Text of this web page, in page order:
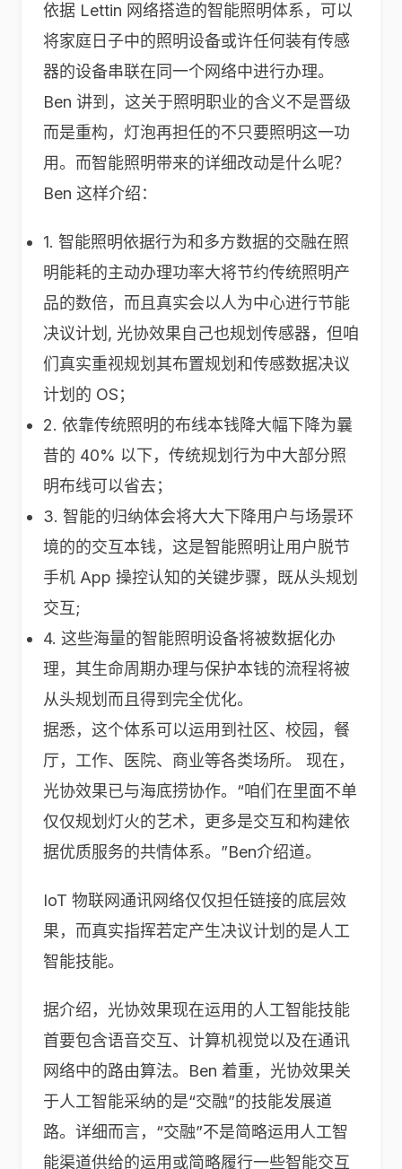
依据 Lettin 网络搭造的智能照明体系，可以
将家庭日子中的照明设备或许任何装有传感
器的设备串联在同一个网络中进行办理。
Ben 讲到，这关于照明职业的含义不是晋级
而是重构，灯泡再担任的不只要照明这一功
用。而智能照明带来的详细改动是什么呢？
Ben 这样介绍：
1. 智能照明依据行为和多方数据的交融在照
明能耗的主动办理功率大将节约传统照明产
品的数倍，而且真实会以人为中心进行节能
决议计划, 光协效果自己也规划传感器，但咱
们真实重视规划其布置规划和传感数据决议
计划的 OS；
2. 依靠传统照明的布线本钱降大幅下降为曩
昔的 40% 以下，传统规划行为中大部分照
明布线可以省去；
3. 智能的归纳体会将大大下降用户与场景环
境的的交互本钱，这是智能照明让用户脱节
手机 App 操控认知的关键步骤，既从头规划
交互;
4. 这些海量的智能照明设备将被数据化办
理，其生命周期办理与保护本钱的流程将被
从头规划而且得到完全优化。
据悉，这个体系可以运用到社区、校园，餐
厅，工作、医院、商业等各类场所。 现在，
光协效果已与海底捞协作。“咱们在里面不单
仅仅规划灯火的艺术，更多是交互和构建依
据优质服务的共情体系。”Ben介绍道。
IoT 物联网通讯网络仅仅担任链接的底层效
果，而真实指挥若定产生决议计划的是人工
智能技能。
据介绍，光协效果现在运用的人工智能技能
首要包含语音交互、计算机视觉以及在通讯
网络中的路由算法。Ben 着重，光协效果关
于人工智能采纳的是“交融”的技能发展道
路。详细而言，“交融”不是简略运用人工智
能渠道供给的运用或简略履行一些智能交互